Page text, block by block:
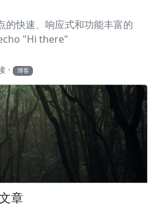
的快速、响应式和功能丰富的
"Hi there"
博客
章